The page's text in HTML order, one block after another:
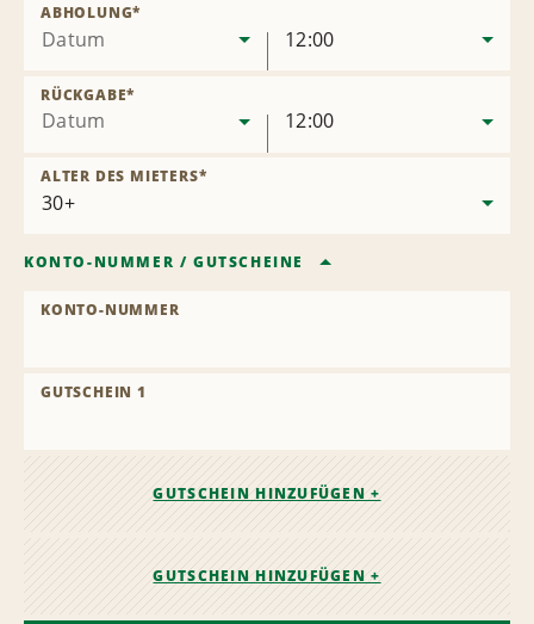
Datum
ABHOLUNG*
12:00
Datum
RÜCKGABE*
12:00
ALTER DES MIETERS*
KONTO-NUMMER / GUTSCHEINE
KONTO-NUMMER
GUTSCHEIN 1
GUTSCHEIN HINZUFÜGEN +
GUTSCHEIN HINZUFÜGEN +